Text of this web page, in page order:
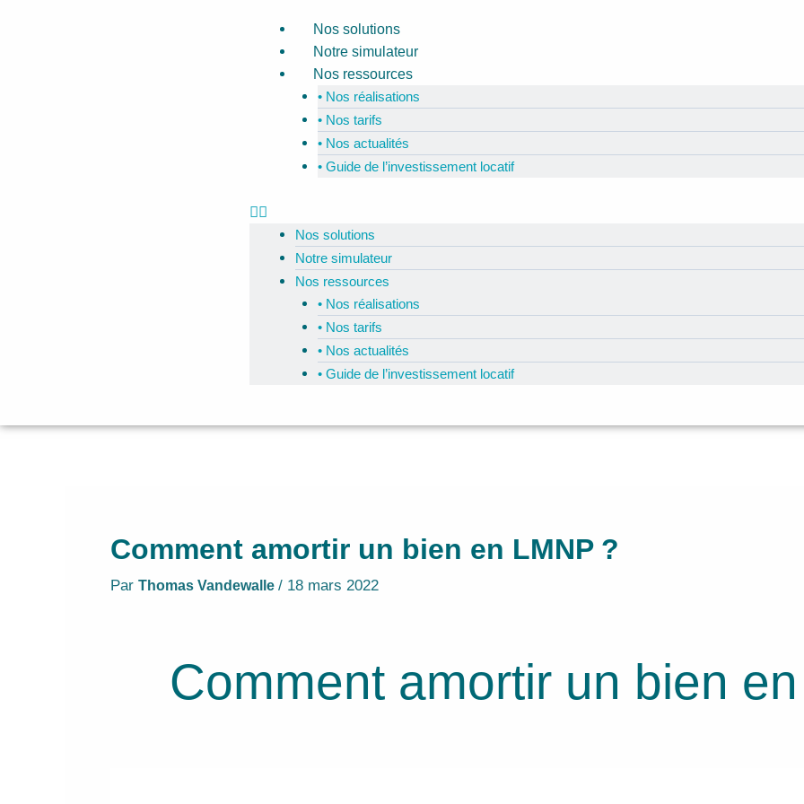
Nos solutions
Notre simulateur
Nos ressources
• Nos réalisations
• Nos tarifs
• Nos actualités
• Guide de l’investissement locatif
Menu
Nos solutions
Notre simulateur
Nos ressources
• Nos réalisations
• Nos tarifs
• Nos actualités
• Guide de l’investissement locatif
Comment amortir un bien en LMNP ?
Par Thomas Vandewalle / 18 mars 2022
Comment amortir un bien en